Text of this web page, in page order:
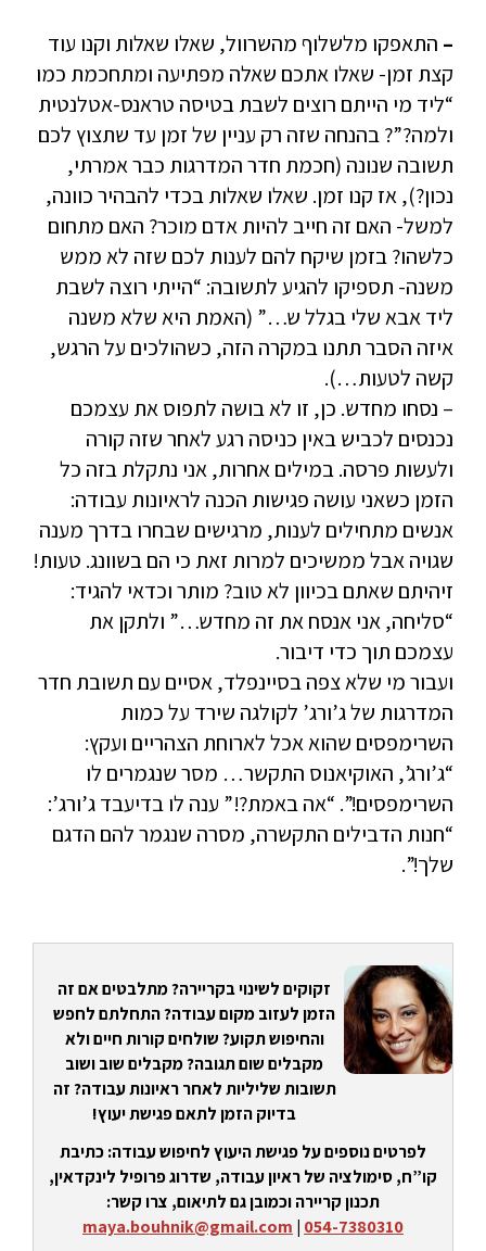
– התאפקו מלשלוף מהשרוול, שאלו שאלות וקנו עוד
קצת זמן- שאלו אתכם שאלה מפתיעה ומתחכמת כמו
“ליד מי הייתם רוצים לשבת בטיסה טראנס-אטלנטית
ולמה?”? בהנחה שזה רק עניין של זמן עד שתצוץ לכם
תשובה שנונה (חכמת חדר המדרגות כבר אמרתי,
נכון?), אז קנו זמן. שאלו שאלות בכדי להבהיר כוונה,
למשל- האם זה חייב להיות אדם מוכר? האם מתחום
כלשהו? בזמן שיקח להם לענות לכם שזה לא ממש
משנה- תספיקו להגיע לתשובה: “הייתי רוצה לשבת
ליד אבא שלי בגלל ש…” (האמת היא שלא משנה
איזה הסבר תתנו במקרה הזה, כשהולכים על הרגש,
קשה לטעות…).
– נסחו מחדש. כן, זו לא בושה לתפוס את עצמכם
נכנסים לכביש באין כניסה רגע לאחר שזה קורה
ולעשות פרסה. במילים אחרות, אני נתקלת בזה כל
הזמן כשאני עושה פגישות הכנה לראיונות עבודה:
אנשים מתחילים לענות, מרגישים שבחרו בדרך מענה
שגויה אבל ממשיכים למרות זאת כי הם בשוונג. טעות!
זיהיתם שאתם בכיוון לא טוב? מותר וכדאי להגיד:
“סליחה, אני אנסח את זה מחדש…” ולתקן את
עצמכם תוך כדי דיבור.
ועבור מי שלא צפה בסיינפלד, אסיים עם תשובת חדר
המדרגות של ג’ורג’ לקולגה שירד על כמות
השרימפסים שהוא אכל לארוחת הצהריים ועקץ:
“ג’ורג’, האוקיאנוס התקשר… מסר שנגמרים לו
השרימפסים!”. “אה באמת?!” ענה לו בדיעבד ג’ורג’:
“חנות הדבילים התקשרה, מסרה שנגמר להם הדגם
שלך!”.
זקוקים לשינוי בקריירה? מתלבטים אם זה
הזמן לעזוב מקום עבודה? התחלתם לחפש
והחיפוש תקוע? שולחים קורות חיים ולא
מקבלים שום תגובה? מקבלים שוב ושוב
תשובות שליליות לאחר ראיונות עבודה? זה
בדיוק הזמן לתאם פגישת יעוץ!
לפרטים נוספים על פגישת היעוץ לחיפוש עבודה: כתיבת
קו”ח, סימולציה של ראיון עבודה, שדרוג פרופיל לינקדאין,
תכנון קריירה וכמובן גם לתיאום, צרו קשר:
054-7380310
|
maya.bouhnik@gmail.com